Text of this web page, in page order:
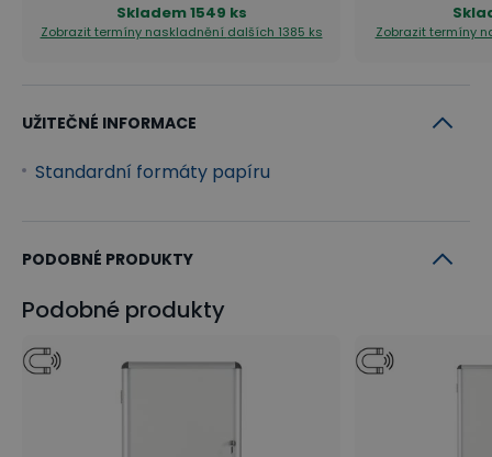
Skladem1549 ks
Zobrazit termíny naskladnění dalších 1385 ks Zobrazit termíny
UŽITEČNÉ INFORMACE
Standardní formáty papíru
PODOBNÉ PRODUKTY
Podobné produkty